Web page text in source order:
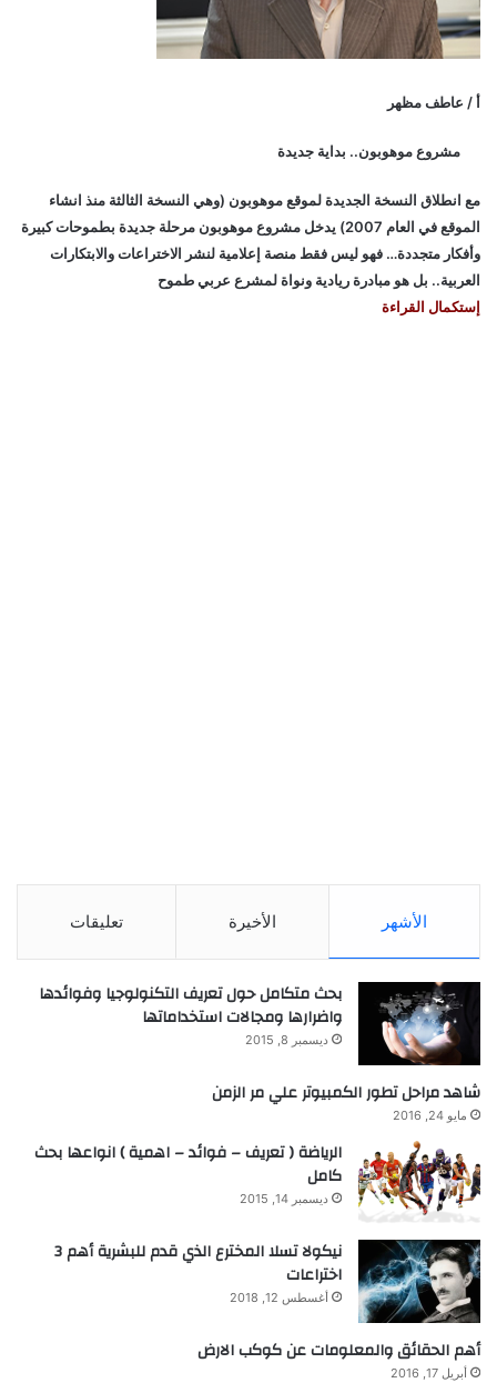
أ / عاطف مظهر
مشروع موهوبون.. بداية جديدة
مع انطلاق النسخة الجديدة لموقع موهوبون (وهي النسخة الثالثة منذ انشاء
الموقع في العام 2007) يدخل مشروع موهوبون مرحلة جديدة بطموحات كبيرة
وأفكار متجددة… فهو ليس فقط منصة إعلامية لنشر الاختراعات والابتكارات
العربية.. بل هو مبادرة ريادية ونواة لمشرع عربي طموح
إستكمال القراءة
الأشهر الأخيرة تعليقات
بحث متكامل حول تعريف التكنولوجيا وفوائدها
واضرارها ومجالات استخداماتها
ديسمبر 8, 2015
شاهد مراحل تطور الكمبيوتر علي مر الزمن
مايو 24, 2016
الرياضة ( تعريف – فوائد – اهمية ) انواعها بحث
كامل
ديسمبر 14, 2015
نيكولا تسلا المخترع الذي قدم للبشرية أهم 3
اختراعات
أغسطس 12, 2018
أهم الحقائق والمعلومات عن كوكب الارض
أبريل 17, 2016